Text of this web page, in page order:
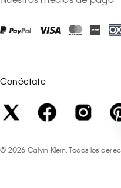
Conéctate
© 2026 Calvin Klein. Todos los